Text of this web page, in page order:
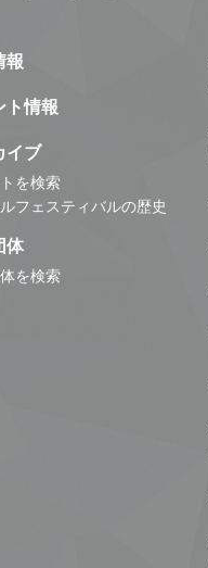
報
ト情報
イブ
を検索
フェスティバルの歴史
体
を検索